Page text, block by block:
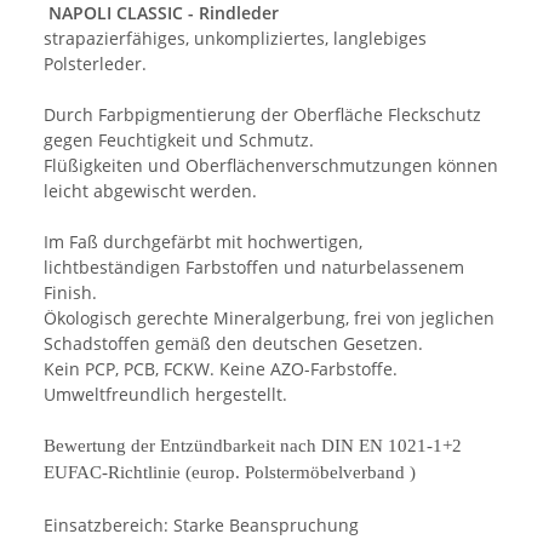
NAPOLI CLASSIC - Rindleder
strapazierfähiges, unkompliziertes, langlebiges
Polsterleder.
Durch Farbpigmentierung der Oberfläche Fleckschutz
gegen Feuchtigkeit und Schmutz.
Flüßigkeiten und Oberflächenverschmutzungen können
leicht abgewischt werden.
Im Faß durchgefärbt mit hochwertigen,
lichtbeständigen Farbstoffen und naturbelassenem
Finish.
Ökologisch gerechte Mineralgerbung, frei von jeglichen
Schadstoffen gemäß den deutschen Gesetzen.
Kein PCP, PCB, FCKW. Keine AZO-Farbstoffe.
Umweltfreundlich hergestellt.
Bewertung der Entzündbarkeit nach DIN EN 1021-1+2
EUFAC-Richtlinie (europ. Polstermöbelverband )
Einsatzbereich: Starke Beanspruchung